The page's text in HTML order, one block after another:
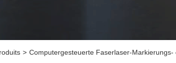
> Computergesteuerte Faserlaser-